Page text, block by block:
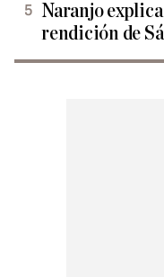
Naranjo
rendición de